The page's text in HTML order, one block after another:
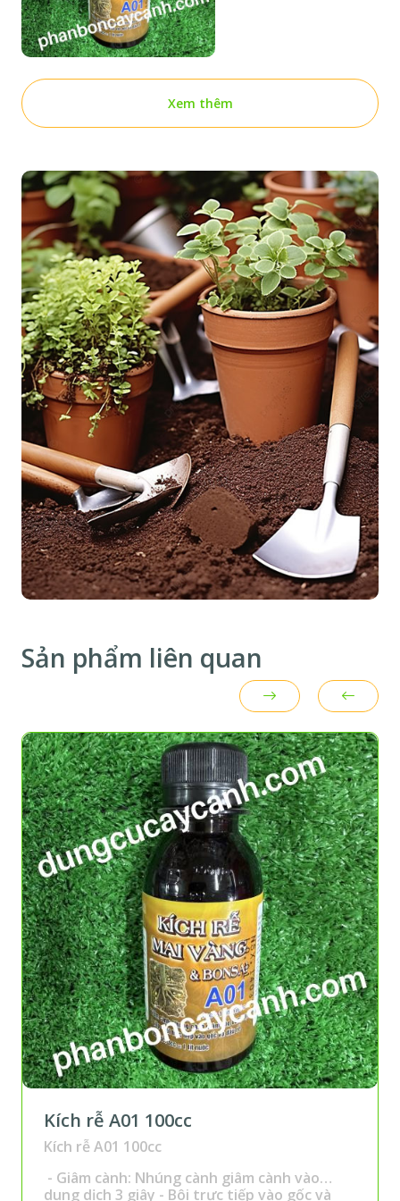
Xem thêm
Sản phẩm liên quan
Kích rễ A01 100cc
Kích rễ A01 100cc
- Giâm cành: Nhúng cành giâm cành vào
dung dịch 3 giây - Bôi trực tiếp vào gốc và